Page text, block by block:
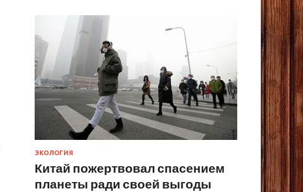
ЭКОЛОГИЯ
Китай пожертвовал спасением
планеты ради своей выгоды